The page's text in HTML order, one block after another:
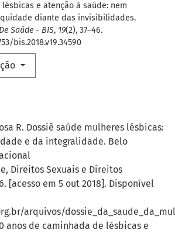
e atenção à saúde: nem
diante das invisibilidades.
Saúde - BIS, 19(2), 37–46.
bis.2018.v19.34590
R. Dossiê saúde mulheres lésbicas:
e da integralidade. Belo
Direitos Sexuais e Direitos
[acesso em 5 out 2018]. Disponível
arquivos/
anos de caminhada de lésbicas e